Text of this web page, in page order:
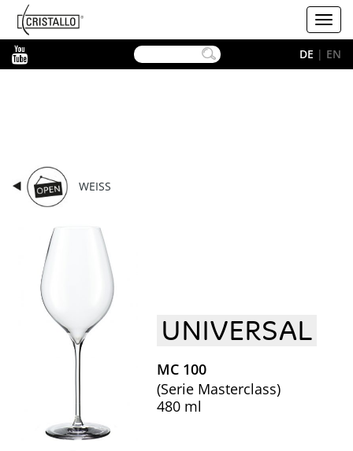
Cristallo
DE | EN
WEISS
UNIVERSAL
MC 100
(Serie Masterclass)
480 ml